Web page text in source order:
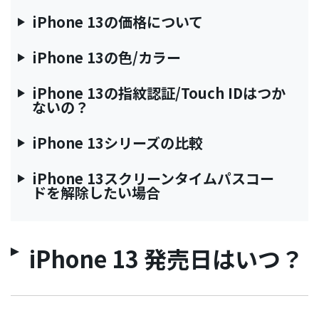
iPhone 13の価格について
iPhone 13の色/カラー
iPhone 13の指紋認証/Touch IDはつか
ないの？
iPhone 13シリーズの比較
iPhone 13スクリーンタイムパスコー
ドを解除したい場合
iPhone 13 発売日はいつ？